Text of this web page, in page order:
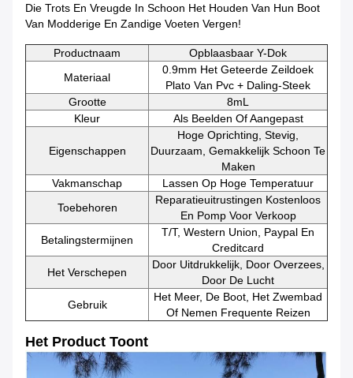
Die Trots En Vreugde In Schoon Het Houden Van Hun Boot
Van Modderige En Zandige Voeten Vergen!
Productnaam
Opblaasbaar Y-Dok
Materiaal
0.9mm Het Geteerde Zeildoek
Plato Van Pvc + Daling-Steek
Grootte
8mL
Kleur
Als Beelden Of Aangepast
Eigenschappen
Hoge Oprichting, Stevig,
Duurzaam, Gemakkelijk Schoon Te
Maken
Vakmanschap
Lassen Op Hoge Temperatuur
Toebehoren
Reparatieuitrustingen Kostenloos
En Pomp Voor Verkoop
Betalingstermijnen
T/T, Western Union, Paypal En
Creditcard
Het Verschepen
Door Uitdrukkelijk, Door Overzees,
Door De Lucht
Gebruik
Het Meer, De Boot, Het Zwembad
Of Nemen Frequente Reizen
Het Product Toont